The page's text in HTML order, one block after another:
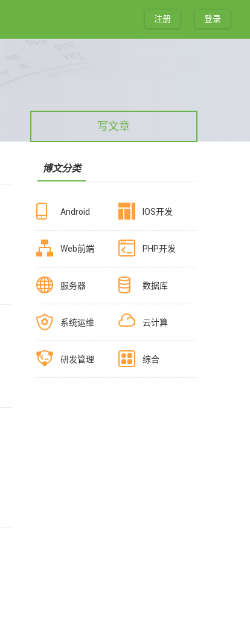
登录
注册
写文章
博文分类
Android IOS开发
Web前端 PHP开发
服务器 数据库
系统运维 云计算
研发管理 综合